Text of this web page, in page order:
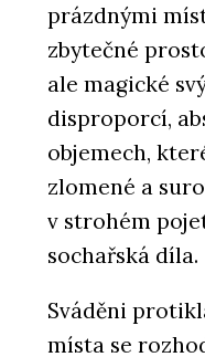
prázdnými
zbytečné
ale magické
disproporcí,
objemech,
zlomené a
v strohém
sochařská díla.
Sváděni
místa se